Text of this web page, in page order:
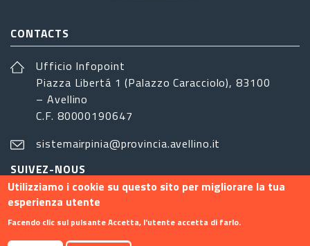
CONTACTS
Ufficio Infopoint
Piazza Libertá 1 (Palazzo Caracciolo), 83100
– Avellino
C.F. 80000190647
sistemairpinia@provincia.avellino.it
SUIVEZ-NOUS
Utilizziamo i cookie su questo sito per migliorare la tua
esperienza utente
Facendo clic sul pulsante Accetta, l'utente accetta di farlo.